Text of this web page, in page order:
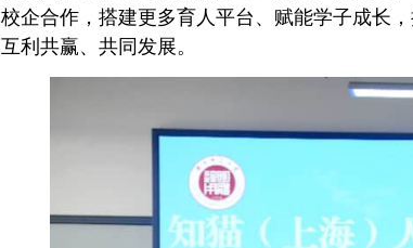
校企合作，搭建更多育人平台、赋能学子成长
互利共赢、共同发展。